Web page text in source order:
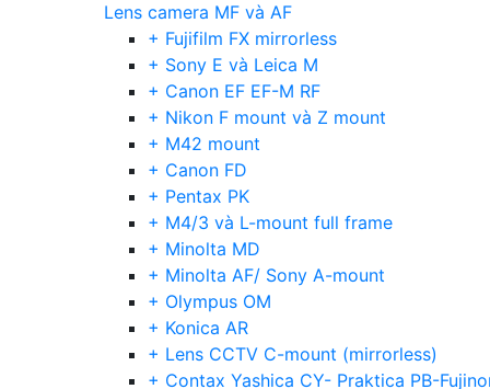
Lens camera MF và AF
+ Fujifilm FX mirrorless
+ Sony E và Leica M
+ Canon EF EF-M RF
+ Nikon F mount và Z mount
+ M42 mount
+ Canon FD
+ Pentax PK
+ M4/3 và L-mount full frame
+ Minolta MD
+ Minolta AF/ Sony A-mount
+ Olympus OM
+ Konica AR
+ Lens CCTV C-mount (mirrorless)
+ Contax Yashica CY- Praktica PB-